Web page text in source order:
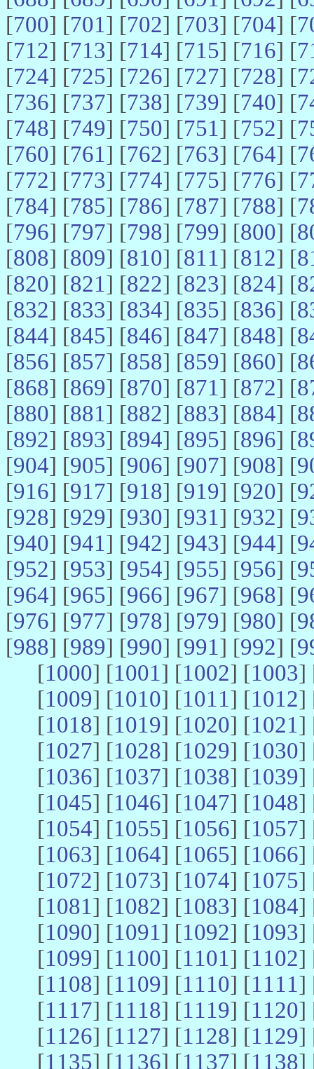
[700] [701] [702] [703] [704] [
[712] [713] [714] [715] [716] [
[724] [725] [726] [727] [728] [
[736] [737] [738] [739] [740] [
[748] [749] [750] [751] [752] [
[760] [761] [762] [763] [764] [
[772] [773] [774] [775] [776] [
[784] [785] [786] [787] [788] [
[796] [797] [798] [799] [800] [
[808] [809] [810] [811] [812] [
[820] [821] [822] [823] [824] [
[832] [833] [834] [835] [836] [
[844] [845] [846] [847] [848] [
[856] [857] [858] [859] [860] [
[868] [869] [870] [871] [872] [
[880] [881] [882] [883] [884] [
[892] [893] [894] [895] [896] [
[904] [905] [906] [907] [908] [
[916] [917] [918] [919] [920] [
[928] [929] [930] [931] [932] [
[940] [941] [942] [943] [944] [
[952] [953] [954] [955] [956] [
[964] [965] [966] [967] [968] [
[976] [977] [978] [979] [980] [
[988] [989] [990] [991] [992] [
[1000] [1001] [1002] [1003]
[1009] [1010] [1011] [1012]
[1018] [1019] [1020] [1021]
[1027] [1028] [1029] [1030]
[1036] [1037] [1038] [1039]
[1045] [1046] [1047] [1048]
[1054] [1055] [1056] [1057]
[1063] [1064] [1065] [1066]
[1072] [1073] [1074] [1075]
[1081] [1082] [1083] [1084]
[1090] [1091] [1092] [1093]
[1099] [1100] [1101] [1102]
[1108] [1109] [1110] [1111]
[1117] [1118] [1119] [1120]
[1126] [1127] [1128] [1129]
[1135] [1136] [1137] [1138]